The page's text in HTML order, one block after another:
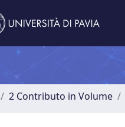
2 Contributo in Volume